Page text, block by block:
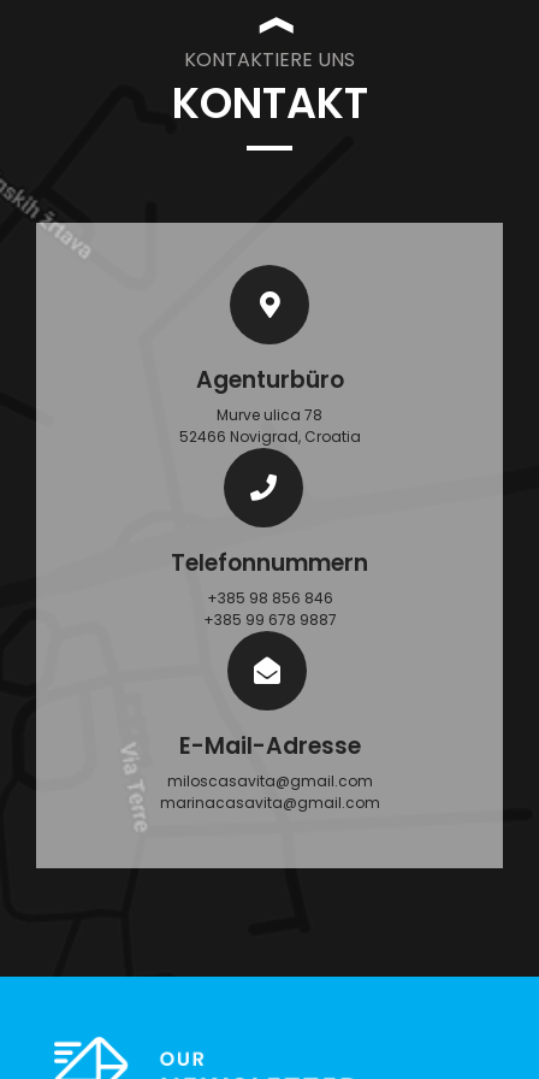
❱
KONTAKTIERE UNS
KONTAKT
Agenturbüro
Murve ulica 78
52466 Novigrad, Croatia
Telefonnummern
+385 98 856 846
+385 99 678 9887
E-Mail-Adresse
miloscasavita@gmail.com
marinacasavita@gmail.com